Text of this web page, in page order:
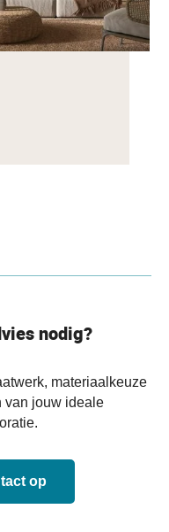
nodig?
materiaalkeuze
van jouw ideale
op